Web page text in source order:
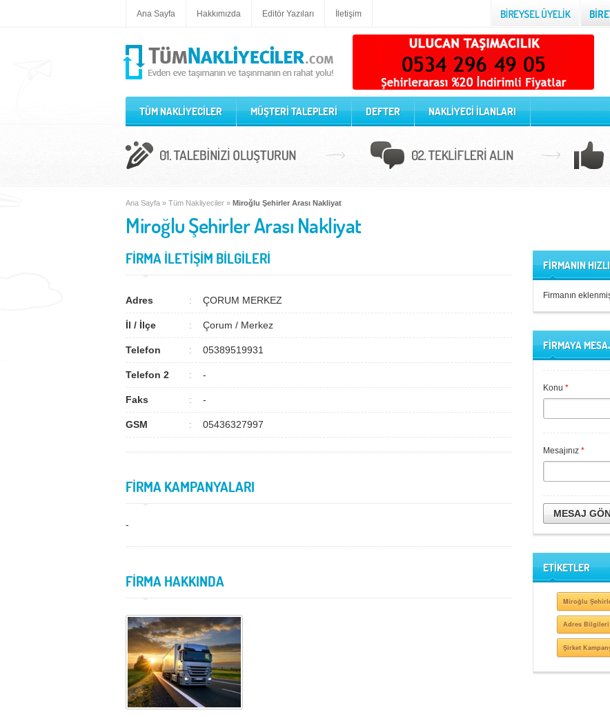
Ana Sayfa Hakkımızda Editör Yazıları İletişim
TÜM NAKLİYECİLER MÜŞTERİ TALEPLERİ DEFTER NAKLİYECİ İLANLARI
Ana Sayfa » Tüm Nakliyeciler » Miroğlu Şehirler Arası Nakliyat
Miroğlu Şehirler Arası Nakliyat
FİRMA İLETİŞİM BİLGİLERİ
Adres ÇORUM MERKEZ
İl / İlçe Çorum / Merkez
Telefon 05389519931
Telefon 2 -
Faks -
GSM 05436327997
FİRMA KAMPANYALARI
-
FİRMA HAKKINDA
FİRMANIN
Firmanın
FİRMAYA
Konu *
Mesajınız *
MESAJ
ETİKETLER
Miroğlu
Adres Bilgileri
Şirket